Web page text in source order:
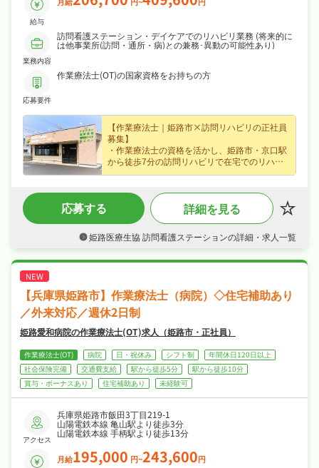
給与
業務内容
訪問看護ステーション・デイケアでのリハビリ業務 (将来的に
は他事業所(訪問・通所・病)との兼務･異動の可能性あり)
応募要件
作業療法士(OT)の国家資格をお持ちの方
【作業療法士｜姫路市×訪問リハビリの正社員
募集】
・作業療法士の資格を活かし、姫路市・京口駅
から徒歩7分の訪問リハビリで在宅でのリハビ
リ支援をお任せ、専門性を存分に発揮できます
・月給20.7〜41.0万円（正社員）、賞与あり・
昇給ありなど好待遇で、安定した収入を目指せ
夏季休暇・年末年始休暇など長期休暇も取りや
られる環境です♪
応募する 詳細を見る
姫路医療生協 訪問看護ステーションの詳細・求人一覧
【兵庫県姫路市】作業療法士（病院）◇住宅補助あり
／外来対応／週休2日制
姫路愛和病院の作業療法士(OT)求人（姫路市・正社員）
作業療法士(OT) 病院 日・祝休み シフト制
年間休日120日以上
社会保険完備
交通費支給 駅から徒歩5分
駅から徒歩10分
賞与・ボーナスあり
住宅補助あり 未経験可
アクセス
兵庫県姫路市飯田3丁目219-1
山陽電鉄本線 亀山駅より徒歩3分
山陽電鉄本線 手柄駅より徒歩13分
月給195,000 円~243,600円